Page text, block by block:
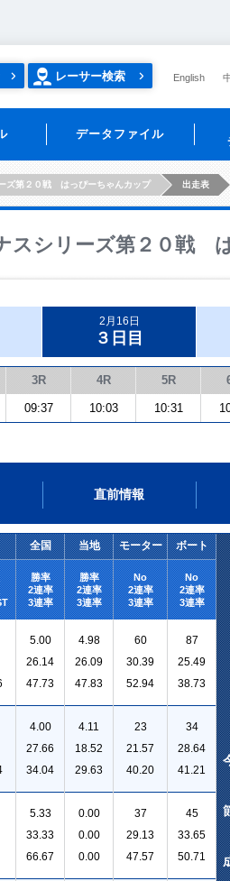
レーサー検索 English
データファイル
ズ第２０戦 はっぴーちゃんカップ 出走表
スシリーズ第２０戦
2月16日
３日目
3R 4R 5R
09:37 10:03 10:31
直前情報
全国 当地 モーター ボート
勝率
2連率
3連率
勝率
2連率
3連率
No
2連率
3連率
No
2連率
3連率
5.00
26.14
47.73
4.98
26.09
47.83
60
30.39
52.94
87
25.49
38.73
4.00
27.66
34.04
4.11
18.52
29.63
23
21.57
40.20
34
28.64
41.21
5.33
33.33
66.67
0.00
0.00
0.00
37
29.13
47.57
45
33.65
50.71